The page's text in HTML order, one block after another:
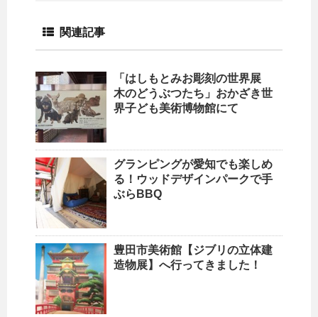
関連記事
「はしもとみお彫刻の世界展
木のどうぶつたち」おかざき世
界子ども美術博物館にて
グランピングが愛知でも楽しめ
る！ウッドデザインパークで手
ぶらBBQ
豊田市美術館【ジブリの立体建
造物展】へ行ってきました！